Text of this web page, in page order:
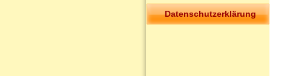
Datenschutzerklärung